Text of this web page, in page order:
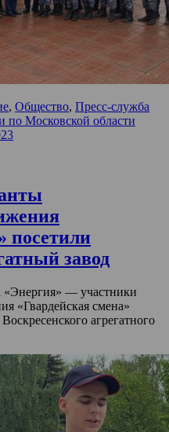
, Общество, Пресс-служба
по Московской области
посетили
завод
— участники
«Гвардейская смена»
агрегатного